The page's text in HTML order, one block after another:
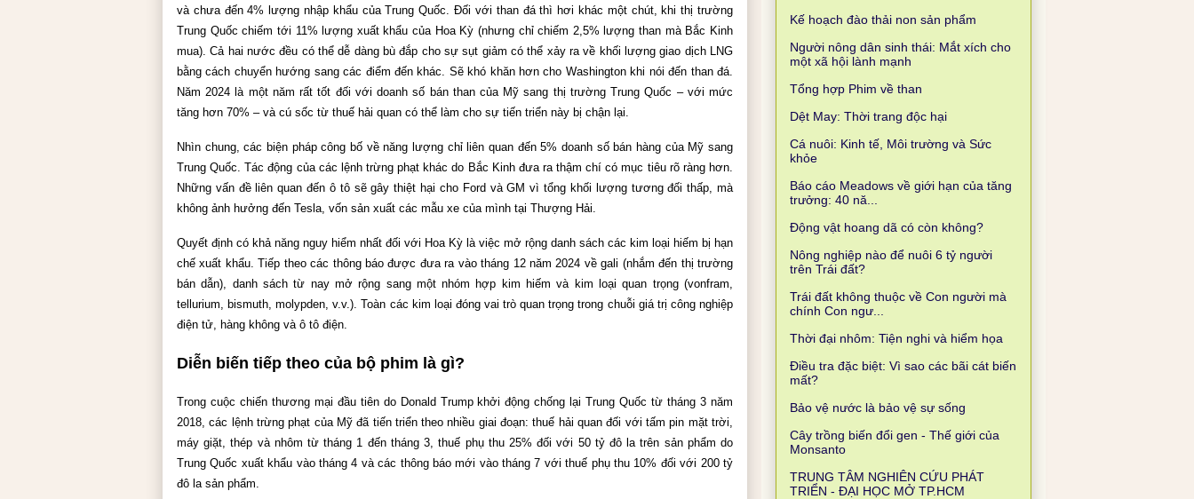
và chưa đến 4% lượng nhập khẩu của Trung Quốc. Đối với than đá thì hơi khác một chút, khi thị trường
Trung Quốc chiếm tới 11% lượng xuất khẩu của Hoa Kỳ (nhưng chỉ chiếm 2,5% lượng than mà Bắc Kinh
mua). Cả hai nước đều có thể dễ dàng bù đắp cho sự sụt giảm có thể xảy ra về khối lượng giao dịch LNG
bằng cách chuyển hướng sang các điểm đến khác. Sẽ khó khăn hơn cho Washington khi nói đến than đá.
Năm 2024 là một năm rất tốt đối với doanh số bán than của Mỹ sang thị trường Trung Quốc – với mức
tăng hơn 70% – và cú sốc từ thuế hải quan có thể làm cho sự tiến triển này bị chận lại.
Nhìn chung, các biện pháp công bố về năng lượng chỉ liên quan đến 5% doanh số bán hàng của Mỹ sang
Trung Quốc. Tác động của các lệnh trừng phạt khác do Bắc Kinh đưa ra thậm chí có mục tiêu rõ ràng hơn.
Những vấn đề liên quan đến ô tô sẽ gây thiệt hại cho Ford và GM vì tổng khối lượng tương đối thấp, mà
không ảnh hưởng đến Tesla, vốn sản xuất các mẫu xe của mình tại Thượng Hải.
Quyết định có khả năng nguy hiểm nhất đối với Hoa Kỳ là việc mở rộng danh sách các kim loại hiếm bị hạn
chế xuất khẩu. Tiếp theo các thông báo được đưa ra vào tháng 12 năm 2024 về gali (nhắm đến thị trường
bán dẫn), danh sách từ nay mở rộng sang một nhóm hợp kim hiếm và kim loại quan trọng (vonfram,
tellurium, bismuth, molypden, v.v.). Toàn các kim loại đóng vai trò quan trọng trong chuỗi giá trị công nghiệp
điện tử, hàng không và ô tô điện.
Diễn biến tiếp theo của bộ phim là gì?
Trong cuộc chiến thương mại đầu tiên do Donald Trump khởi động chống lại Trung Quốc từ tháng 3 năm
2018, các lệnh trừng phạt của Mỹ đã tiến triển theo nhiều giai đoạn: thuế hải quan đối với tấm pin mặt trời,
máy giặt, thép và nhôm từ tháng 1 đến tháng 3, thuế phụ thu 25% đối với 50 tỷ đô la trên sản phẩm do
Trung Quốc xuất khẩu vào tháng 4 và các thông báo mới vào tháng 7 với thuế phụ thu 10% đối với 200 tỷ
đô la sản phẩm.
Kế hoạch đào thải non sản phẩm
Người nông dân sinh thái: Mắt xích cho
một xã hội lành mạnh
Tổng hợp Phim về than
Dệt May: Thời trang độc hại
Cá nuôi: Kinh tế, Môi trường và Sức
khỏe
Báo cáo Meadows về giới hạn của tăng
trưởng: 40 nă...
Động vật hoang dã có còn không?
Nông nghiệp nào để nuôi 6 tỷ người
trên Trái đất?
Trái đất không thuộc về Con người mà
chính Con ngư...
Thời đại nhôm: Tiện nghi và hiểm họa
Điều tra đặc biệt: Vì sao các bãi cát biến
mất?
Bảo vệ nước là bảo vệ sự sống
Cây trồng biến đổi gen - Thế giới của
Monsanto
TRUNG TÂM NGHIÊN CỨU PHÁT
TRIỂN - ĐẠI HỌC MỞ TP.HCM